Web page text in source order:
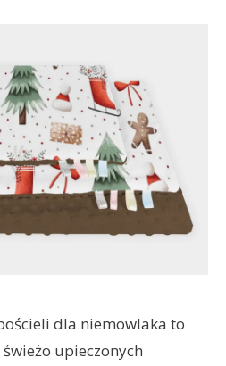
dla niemowlaka to
upieczonych